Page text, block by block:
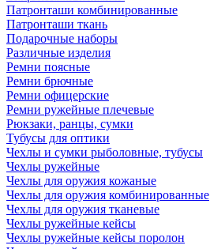
Патронташи комбинированные
Патронташи ткань
Подарочные наборы
Различные изделия
Ремни поясные
Ремни брючные
Ремни офицерские
Ремни ружейные плечевые
Рюкзаки, ранцы, сумки
Тубусы для оптики
Чехлы и сумки рыболовные, тубусы
Чехлы ружейные
Чехлы для оружия кожаные
Чехлы для оружия комбинированные
Чехлы для оружия тканевые
Чехлы ружейные кейсы
Чехлы ружейные кейсы поролон